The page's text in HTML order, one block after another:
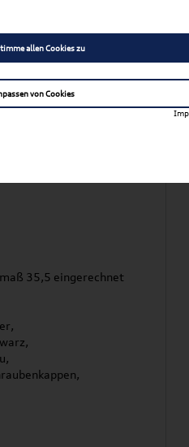
M14
35,5 eingerechnet
allen Cookies zu
von Cookies